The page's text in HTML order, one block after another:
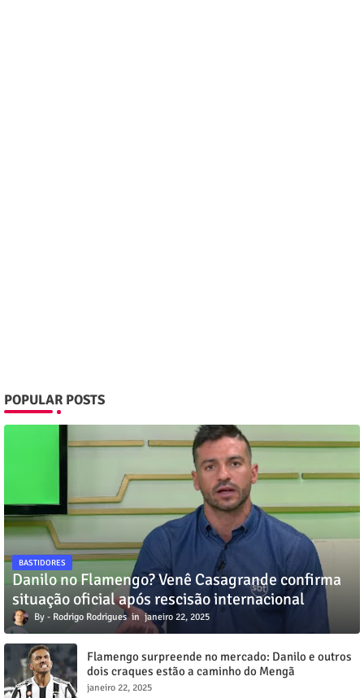
POPULAR POSTS
BASTIDORES
Danilo no Flamengo? Venê Casagrande confirma
situação oficial após rescisão internacional
Rodrigo Rodrigues janeiro 22, 2025
Flamengo surpreende no mercado: Danilo e outros
dois craques estão a caminho do Mengã
janeiro 22, 2025